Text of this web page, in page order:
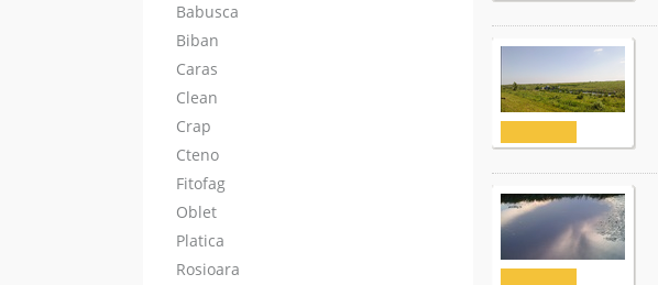
Babusca
Biban
Caras
Clean
Crap
Cteno
Fitofag
Oblet
Platica
Rosioara